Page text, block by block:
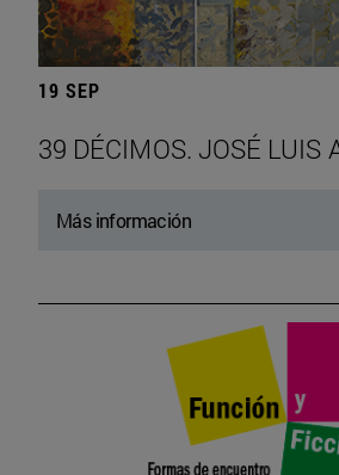
19 SEP
39 DÉCIMOS. JOSÉ LUIS
Más información